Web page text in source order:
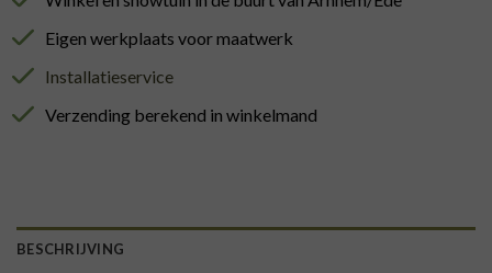
Eigen werkplaats voor maatwerk
Installatieservice
Verzending berekend in winkelmand
BESCHRIJVING